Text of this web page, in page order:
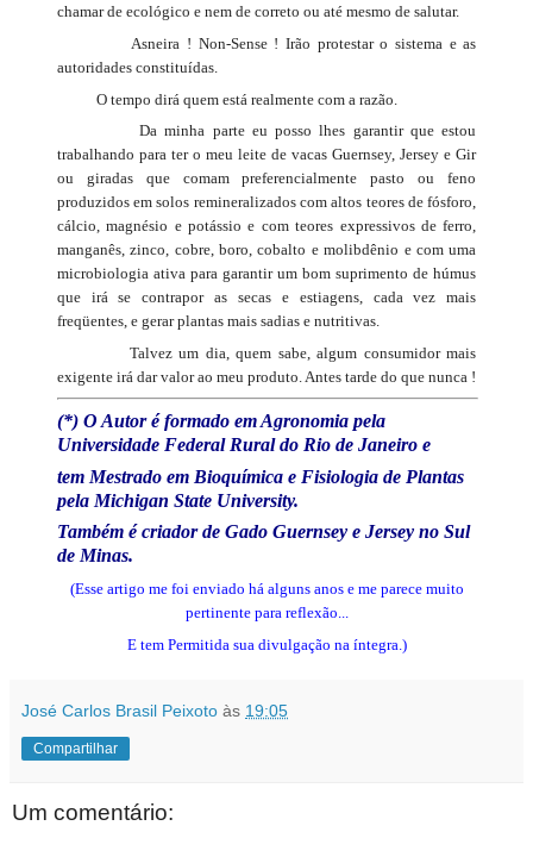
chamar de ecológico e nem de correto ou até mesmo de salutar.
Asneira ! Non-Sense ! Irão protestar o sistema e as
autoridades constituídas.
O tempo dirá quem está realmente com a razão.
Da minha parte eu posso lhes garantir que estou
trabalhando para ter o meu leite de vacas Guernsey, Jersey e Gir
ou giradas que comam preferencialmente pasto ou feno
produzidos em solos remineralizados com altos teores de fósforo,
cálcio, magnésio e potássio e com teores expressivos de ferro,
manganês, zinco, cobre, boro, cobalto e molibdênio e com uma
microbiologia ativa para garantir um bom suprimento de húmus
que irá se contrapor as secas e estiagens, cada vez mais
freqüentes, e gerar plantas mais sadias e nutritivas.
Talvez um dia, quem sabe, algum consumidor mais
exigente irá dar valor ao meu produto. Antes tarde do que nunca !
(*) O Autor é formado em Agronomia pela
Universidade Federal Rural do Rio de Janeiro e
tem Mestrado em Bioquímica e Fisiologia de Plantas
pela Michigan State University.
Também é criador de Gado Guernsey e Jersey no Sul
de Minas.
(Esse artigo me foi enviado há alguns anos e me parece muito
pertinente para reflexão...
E tem Permitida sua divulgação na íntegra.)
José Carlos Brasil Peixoto às 19:05
Compartilhar
Um comentário: